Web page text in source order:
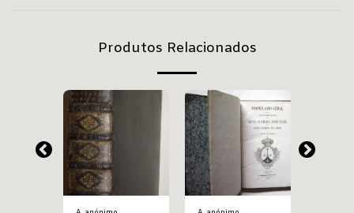
Produtos Relacionados